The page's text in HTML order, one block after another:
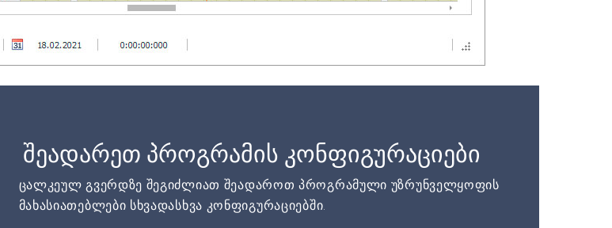
შეადარეთ პროგრამის კონფიგურაციები
ცალკეულ გვერდზე შეგიძლიათ შეადაროთ პროგრამული უზრუნველყოფის
მახასიათებლები სხვადასხვა კონფიგურაციებში.